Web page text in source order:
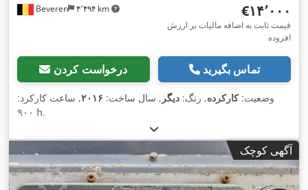
Beveren ۴٬۴۹۴ km ‎€۱۴٬۰۰۰
قیمت ثابت به اضافه مالیات بر ارزش
افزوده
درخواست کردن تماس بگیرید
وضعیت:کارکرده, رنگ: دیگر , سال ساخت: ۲۰۱۶, ساعت کارکرد:
۹۰۰ h,
آگهی کوچک